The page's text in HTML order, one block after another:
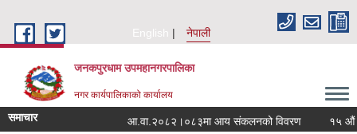
English
नेपाली
जनकपुरधाम उपमहानगरपालिका
नगर कार्यपालिकाको कार्यालय
समाचार आ.वा.२०८२।०८३मा आय संकलनको विवरण १५ औं